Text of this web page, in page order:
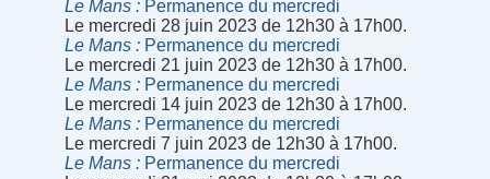
Le Mans
Permanence du mercredi
Le mercredi 28 juin 2023 de 12h30 à 17h00.
Le Mans
Permanence du mercredi
Le mercredi 21 juin 2023 de 12h30 à 17h00.
Le Mans
Permanence du mercredi
Le mercredi 14 juin 2023 de 12h30 à 17h00.
Le Mans
Permanence du mercredi
Le mercredi 7 juin 2023 de 12h30 à 17h00.
Le Mans
Permanence du mercredi